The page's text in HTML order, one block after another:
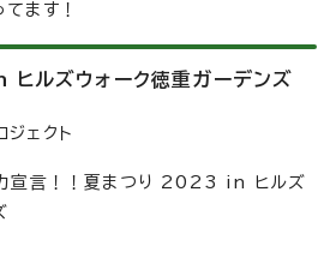
ます！
ルズウォーク徳重ガーデンズ
ェクト
力宣言！！夏まつり 2023 in ヒルズ